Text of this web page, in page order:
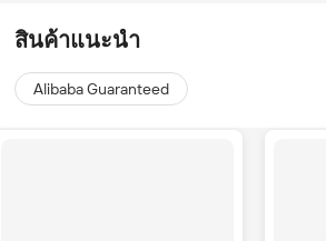
สินค้าแนะนำ
Alibaba Guaranteed